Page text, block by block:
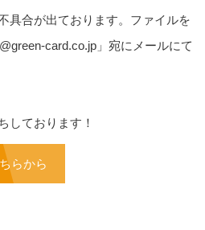
具合が出ております。ファイルを
card.co.jp 」宛にメールにて
しております！
らから